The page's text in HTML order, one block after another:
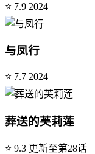
⭐ 7.9 2024
与凤行
⭐ 7.7 2024
葬送的芙莉莲
⭐ 9.3 更新至第28话